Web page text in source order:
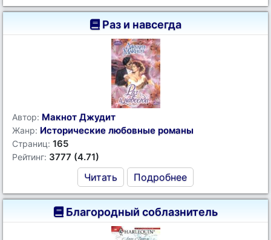
Раз и навсегда
Автор: Макнот Джудит
Жанр: Исторические любовные романы
Страниц: 165
Рейтинг: 3777 (4.71)
Читать Подробнее
Благородный соблазнитель